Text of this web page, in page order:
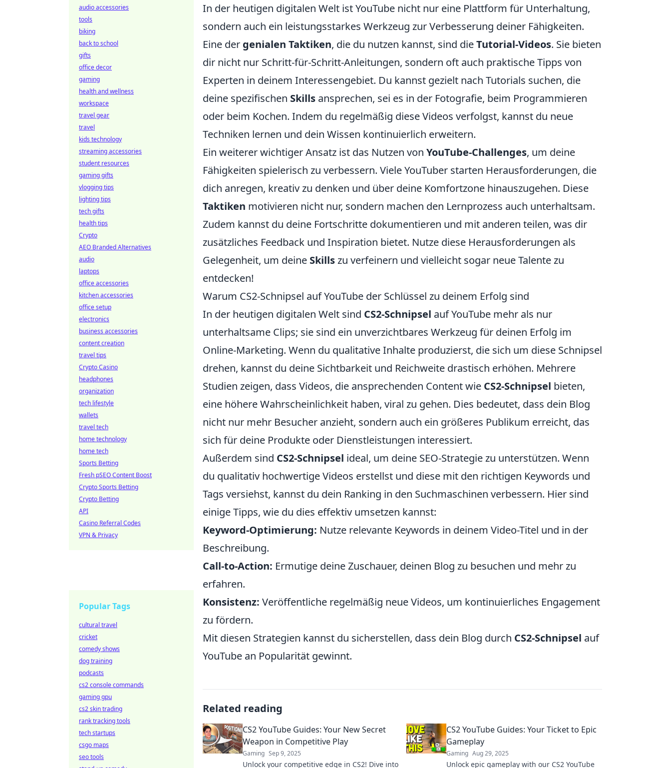
In der heutigen digitalen Welt ist YouTube nicht nur eine Plattform für Unterhaltung,
sondern auch ein leistungsstarkes Werkzeug zur Verbesserung deiner Fähigkeiten.
Eine der genialen Taktiken, die du nutzen kannst, sind dieTutorial-Videos. Sie bieten
dir nicht nur Schritt-für-Schritt-Anleitungen, sondern oft auch praktische Tipps von
Experten in deinem Interessengebiet. Du kannst gezielt nach Tutorials suchen, die
deine spezifischen Skills ansprechen, sei es in der Fotografie, beim Programmieren
oder beim Kochen. Indem du regelmäßig diese Videos verfolgst, kannst du neue
Techniken lernen und dein Wissen kontinuierlich erweitern.
Ein weiterer wichtiger Ansatz ist das Nutzen von YouTube-Challenges, um deine
Fähigkeiten spielerisch zu verbessern. Viele YouTuber starten Herausforderungen, die
dich anregen, kreativ zu denken und über deine Komfortzone hinauszugehen. Diese
Taktiken motivieren nicht nur, sondern machen den Lernprozess auch unterhaltsam.
Zudem kannst du deine Fortschritte dokumentieren und mit anderen teilen, was dir
zusätzliches Feedback und Inspiration bietet. Nutze diese Herausforderungen als
Gelegenheit, um deine Skillszu verfeinern und vielleicht sogar neue Talente zu
entdecken!
Warum CS2-Schnipsel auf YouTube der Schlüssel zu deinem Erfolg sind
In der heutigen digitalen Welt sind CS2-Schnipsel auf YouTube mehr als nur
unterhaltsame Clips; sie sind ein unverzichtbares Werkzeug für deinen Erfolg im
Online-Marketing. Wenn du qualitative Inhalte produzierst, die sich um diese Schnipsel
drehen, kannst du deine Sichtbarkeit und Reichweite drastisch erhöhen. Mehrere
Studien zeigen, dass Videos, die ansprechenden Content wie CS2-Schnipsel bieten,
eine höhere Wahrscheinlichkeit haben, viral zu gehen. Dies bedeutet, dass dein Blog
nicht nur mehr Besucher anzieht, sondern auch ein größeres Publikum erreicht, das
sich für deine Produkte oder Dienstleistungen interessiert.
Außerdem sind CS2-Schnipsel ideal, um deine SEO-Strategie zu unterstützen. Wenn
du qualitativ hochwertige Videos erstellst und diese mit den richtigen Keywords und
Tags versiehst, kannst du dein Ranking in den Suchmaschinen verbessern. Hier sind
einige Tipps, wie du dies effektiv umsetzen kannst:
Keyword-Optimierung: Nutze relevante Keywords in deinem Video-Titel und in der
Beschreibung.
Call-to-Action: Ermutige deine Zuschauer, deinen Blog zu besuchen und mehr zu
erfahren.
Konsistenz: Veröffentliche regelmäßig neue Videos, um kontinuierliches Engagement
zu fördern.
Mit diesen Strategien kannst du sicherstellen, dass dein Blog durch CS2-Schnipsel auf
YouTube an Popularität gewinnt.
Related reading
CS2 YouTube Guides: Your New Secret
Weapon in Competitive Play
Gaming Sep 9, 2025
Unlock your competitive edge in CS2! Dive into
CS2 YouTube Guides: Your Ticket to Epic
Gameplay
Gaming Aug 29, 2025
Unlock epic gameplay with our CS2 YouTube
audio accessories
tools
biking
back to school
gifts
office decor
gaming
health and wellness
workspace
travel gear
travel
kids technology
streaming accessories
student resources
gaming gifts
vlogging tips
lighting tips
tech gifts
health tips
Crypto
AEO Branded Alternatives
audio
laptops
office accessories
kitchen accessories
office setup
electronics
business accessories
content creation
travel tips
Crypto Casino
headphones
organization
tech lifestyle
wallets
travel tech
home technology
home tech
Sports Betting
Fresh pSEO Content Boost
Crypto Sports Betting
Crypto Betting
API
Casino Referral Codes
VPN & Privacy
Popular Tags
cultural travel
cricket
comedy shows
dog training
podcasts
cs2 console commands
gaming gpu
cs2 skin trading
rank tracking tools
tech startups
csgo maps
seo tools